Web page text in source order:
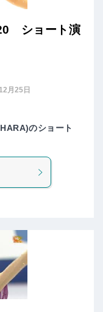
ショート演
月25日
のショート